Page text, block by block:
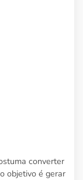
converter
objetivo é gerar